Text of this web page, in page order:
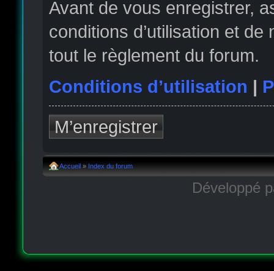
Avant de vous enregistrer,
conditions d’utilisation et
tout le règlement du forum.
Conditions d’utilisation |
M’enregistrer
Accueil » Index du forum
Développé